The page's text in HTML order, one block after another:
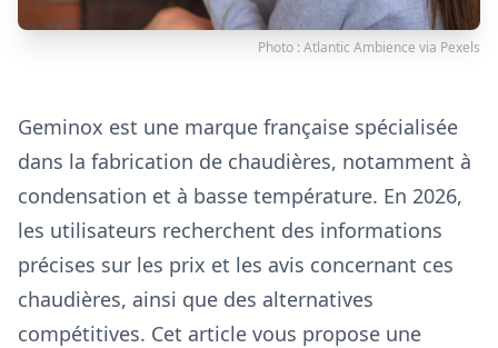
Photo :Atlantic Ambience via Pexels
Geminox est une marque française spécialisée
dans la fabrication de chaudières, notamment à
condensation et à basse température. En 2026,
les utilisateurs recherchent des informations
précises sur les prix et les avis concernant ces
chaudières, ainsi que des alternatives
compétitives. Cet article vous propose une